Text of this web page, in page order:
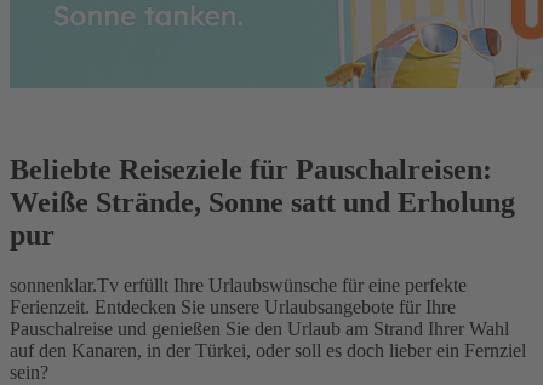
Beliebte Reiseziele für Pauschalreisen:
Weiße Strände, Sonne satt und Erholung
pur
sonnenklar.Tv erfüllt Ihre Urlaubswünsche für eine perfekte
Ferienzeit. Entdecken Sie unsere Urlaubsangebote für Ihre
Pauschalreise und genießen Sie den Urlaub am Strand Ihrer Wahl
auf den Kanaren, in der Türkei, oder soll es doch lieber ein Fernziel
sein?